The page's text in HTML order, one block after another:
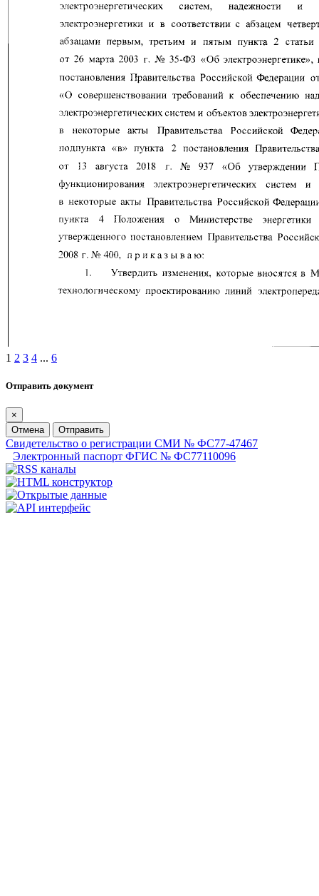
1 2 3 4 ... 6
Отправить документ
×
Отмена
Отправить
Свидетельство о регистрации СМИ № ФС77-47467
Электронный паспорт ФГИС № ФС77110096